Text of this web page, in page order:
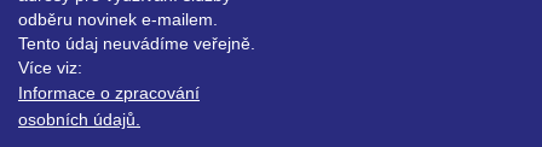
odběru novinek e-mailem.
Tento údaj neuvádíme veřejně.
Více viz:
Informace o zpracování
osobních údajů.